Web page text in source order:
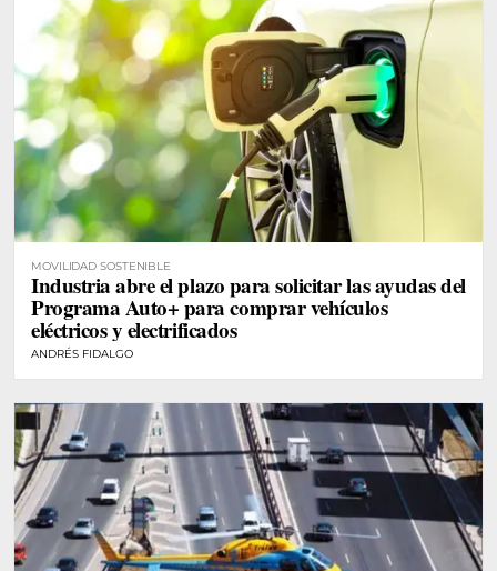
MOVILIDAD SOSTENIBLE
Industria abre el plazo para solicitar las ayudas del
Programa Auto+ para comprar vehículos
eléctricos y electrificados
ANDRÉS FIDALGO